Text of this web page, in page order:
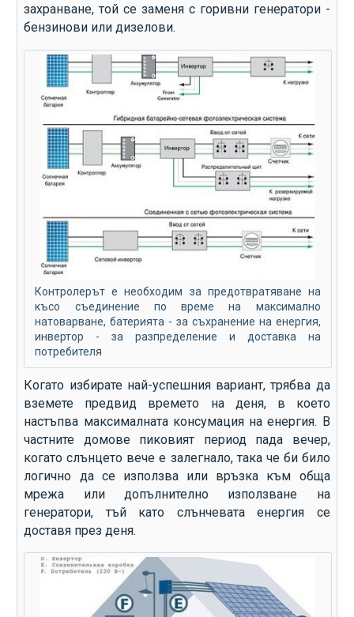
захранване, той се заменя с горивни генератори -
бензинови или дизелови.
Контролерът е необходим за предотвратяване на
късо съединение по време на максимално
натоварване, батерията - за съхранение на енергия,
инвертор - за разпределение и доставка на
потребителя
Когато избирате най-успешния вариант, трябва да
вземете предвид времето на деня, в което
настъпва максималната консумация на енергия. В
частните домове пиковият период пада вечер,
когато слънцето вече е залегнало, така че би било
логично да се използва или връзка към обща
мрежа или допълнително използване на
генератори, тъй като слънчевата енергия се
доставя през деня.